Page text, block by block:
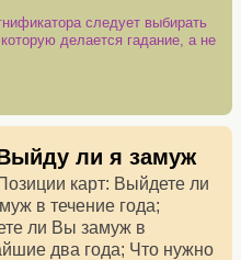
следует выбирать
делается гадание, а не
ли я замуж
карт: Выйдете ли
в течение года;
ли Вы замуж в
два года; Что нужно